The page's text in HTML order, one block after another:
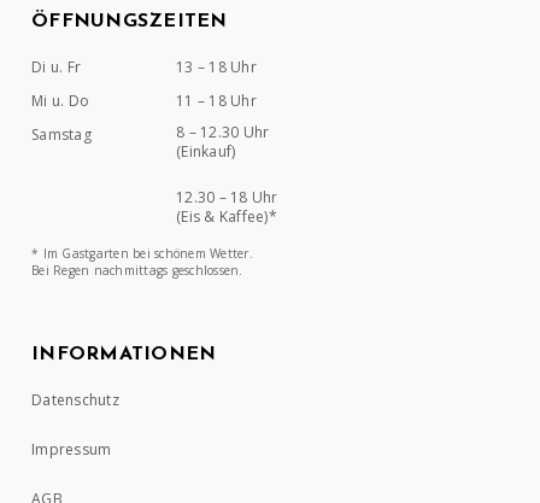
ÖFFNUNGSZEITEN
Di u. Fr
13 – 18 Uhr
Mi u. Do
11 – 18 Uhr
Samstag
8 – 12.30 Uhr
(Einkauf)
12.30 – 18 Uhr
(Eis & Kaffee)*
* Im Gastgarten bei schönem Wetter.
Bei Regen nachmittags geschlossen.
INFORMATIONEN
Datenschutz
Impressum